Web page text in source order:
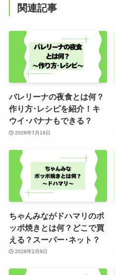
関連記事
バレリーナの夜食とは何？
作り方･レシピを紹介！キ
ウイ･バナナもできる？
2026年7月19日
ちゃんみながドハマリのポ
ッポ焼きとは何？どこで買
える？スーパー･ネット？
2026年2月9日